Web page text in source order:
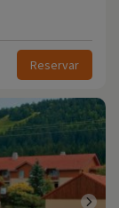
Reservar